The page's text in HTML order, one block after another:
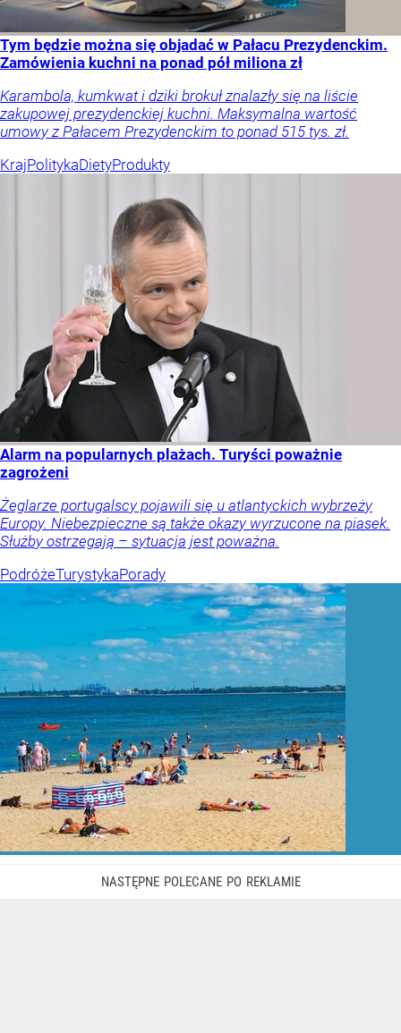
Tym będzie można się objadać w Pałacu Prezydenckim.
Zamówienia kuchni na ponad pół miliona zł
Karambola, kumkwat i dziki brokuł znalazły się na liście
zakupowej prezydenckiej kuchni. Maksymalna wartość
umowy z Pałacem Prezydenckim to ponad 515 tys. zł.
KrajPolitykaDietyProdukty
Alarm na popularnych plażach. Turyści poważnie
zagrożeni
Żeglarze portugalscy pojawili się u atlantyckich wybrzeży
Europy. Niebezpieczne są także okazy wyrzucone na piasek.
Służby ostrzegają – sytuacja jest poważna.
PodróżeTurystykaPorady